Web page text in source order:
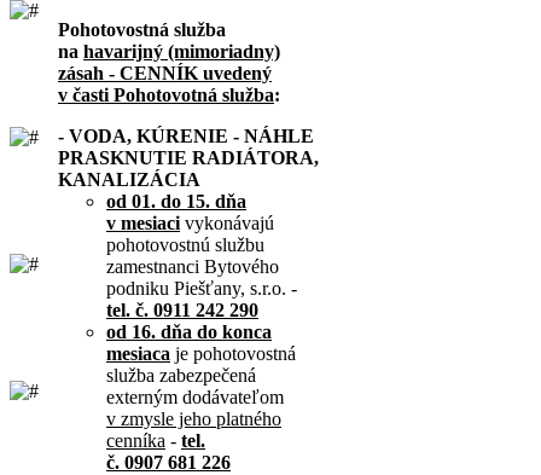
Pohotovostná služba
na havarijný (mimoriadny)
zásah - CENNÍK uvedený
v časti Pohotovotná služba:
- VODA, KÚRENIE - NÁHLE
PRASKNUTIE RADIÁTORA,
KANALIZÁCIA
od 01. do 15. dňa
v mesiaci vykonávajú
pohotovostnú službu
zamestnanci Bytového
podniku Piešťany, s.r.o. -
tel. č. 0911 242 290
od 16. dňa do konca
mesiaca je pohotovostná
služba zabezpečená
externým dodávateľom
v zmysle jeho platného
cenníka - tel.
č. 0907 681 226